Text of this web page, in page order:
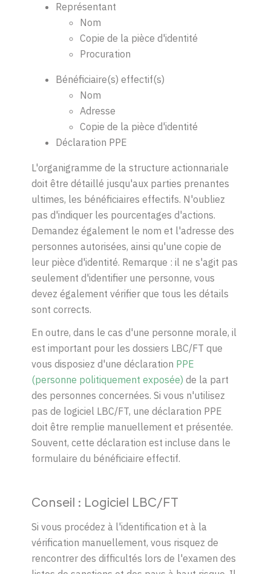
Représentant
Nom
Copie de la pièce d'identité
Procuration
Bénéficiaire(s) effectif(s)
Nom
Adresse
Copie de la pièce d'identité
Déclaration PPE
L'organigramme de la structure actionnariale
doit être détaillé jusqu'aux parties prenantes
ultimes, les bénéficiaires effectifs. N'oubliez
pas d'indiquer les pourcentages d'actions.
Demandez également le nom et l'adresse des
personnes autorisées, ainsi qu'une copie de
leur pièce d'identité. Remarque : il ne s'agit pas
seulement d'identifier une personne, vous
devez également vérifier que tous les détails
sont corrects.
En outre, dans le cas d'une personne morale, il
est important pour les dossiers LBC/FT que
vous disposiez d'une déclaration PPE
(personne politiquement exposée) de la part
des personnes concernées. Si vous n'utilisez
pas de logiciel LBC/FT, une déclaration PPE
doit être remplie manuellement et présentée.
Souvent, cette déclaration est incluse dans le
formulaire du bénéficiaire effectif.
Conseil : Logiciel LBC/FT
Si vous procédez à l'identification et à la
vérification manuellement, vous risquez de
rencontrer des difficultés lors de l'examen des